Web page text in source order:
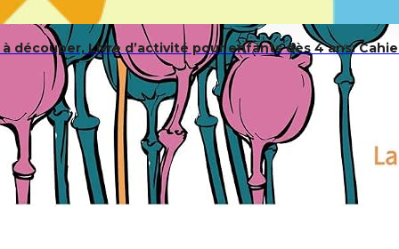
découper, Livre d’activité pour enfants dès 4 ans: